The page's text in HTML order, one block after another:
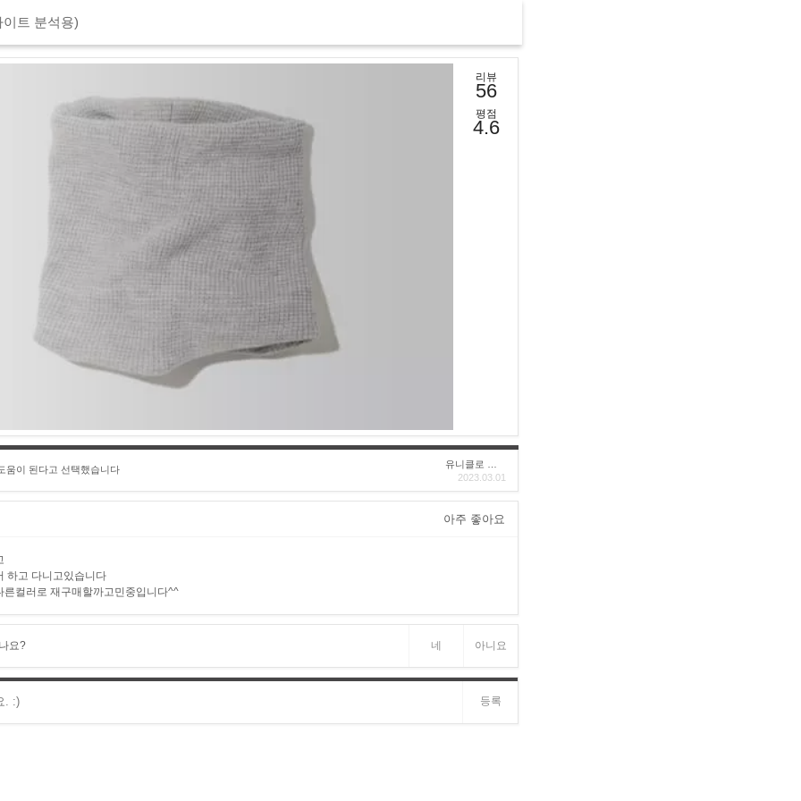
트 분석용)
리뷰
56
평점
4.6
움이 된다고 선택했습니다
2023.03.01
아주 좋아요
하고 다니고있습니다
른컬러로 재구매할까고민중입니다^^
요? 네 아니요
등록